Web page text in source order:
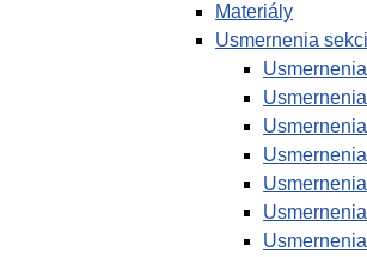
Materiály
Usmernenia